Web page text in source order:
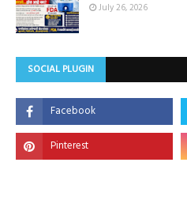
July 26, 2026
SOCIAL PLUGIN